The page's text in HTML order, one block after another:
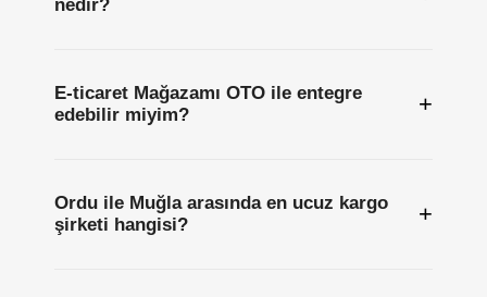
nedir?
E-ticaret Mağazamı OTO ile entegre
edebilir miyim?
+
Ordu ile Muğla arasında en ucuz kargo
şirketi hangisi?
+